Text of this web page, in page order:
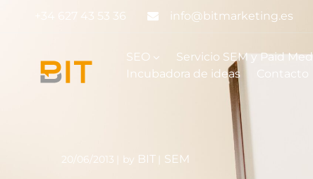
+34 627 43 53 36 info@bitmarketing.es
SEO Servicio SEM y Paid
Incubadora de ideas
Contacto
20/06/2013 by BIT SEM